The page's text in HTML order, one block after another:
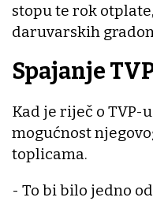
stopu te rok
daruvarskih
Spajanje
Kad je riječ o TVP-
mogućnost
toplicama.
- To bi bilo jedno